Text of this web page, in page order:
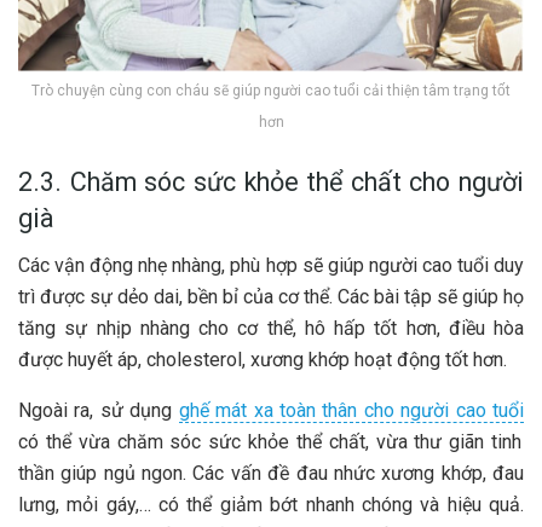
Trò chuyện cùng con cháu sẽ giúp người cao tuổi cải thiện tâm trạng tốt
hơn
2.3. Chăm sóc sức khỏe thể chất cho người
già
Các vận động nhẹ nhàng, phù hợp sẽ giúp người cao tuổi duy
trì được sự dẻo dai, bền bỉ của cơ thể. Các bài tập sẽ giúp họ
tăng sự nhịp nhàng cho cơ thể, hô hấp tốt hơn, điều hòa
được huyết áp, cholesterol, xương khớp hoạt động tốt hơn.
Ngoài ra, sử dụng ghế mát xa toàn thân cho người cao tuổi
có thể vừa chăm sóc sức khỏe thể chất, vừa thư giãn tinh
thần giúp ngủ ngon. Các vấn đề đau nhức xương khớp, đau
lưng, mỏi gáy,… có thể giảm bớt nhanh chóng và hiệu quả.